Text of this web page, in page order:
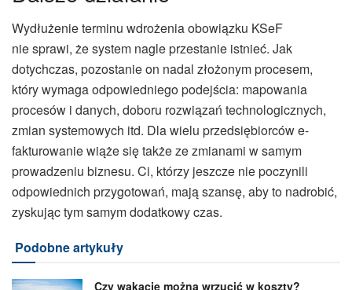
Wydłużenie terminu wdrożenia obowiązku KSeF
nie sprawi, że system nagle przestanie istnieć. Jak
dotychczas, pozostanie on nadal złożonym procesem,
który wymaga odpowiedniego podejścia: mapowania
procesów i danych, doboru rozwiązań technologicznych,
zmian systemowych itd. Dla wielu przedsiębiorców e-
fakturowanie wiąże się także ze zmianami w samym
prowadzeniu biznesu. Ci, którzy jeszcze nie poczynili
odpowiednich przygotowań, mają szansę, aby to nadrobić,
zyskując tym samym dodatkowy czas.
Podobne artykuły
Czy wakacje można wrzucić w koszty?